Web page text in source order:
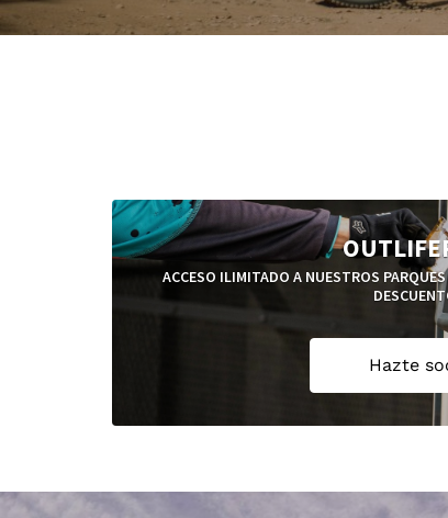
ACCESO ILIMITADO A NUESTROS
Hazte